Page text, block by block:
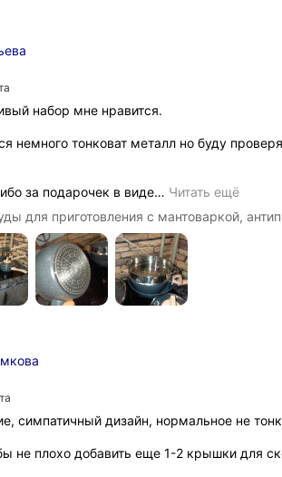
набор мне нравится.
немного тонковат металл но буду
за подарочек в виде… Читать ещё
для приготовления с мантоваркой,
симпатичный дизайн, нормальное не
не плохо добавить еще 1-2 крышки для